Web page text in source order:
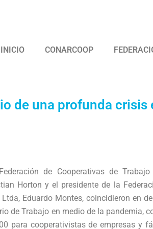
INICIO CONARCOOP
de una profunda
de Cooperativas de
Horton y el presidente de la
Eduardo Montes, coincidieron en
de Trabajo en medio de la pandemia,
para cooperativistas de empresas y